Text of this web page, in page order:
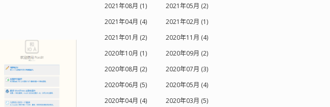
2021年08月 (1)
2021年05月 (2)
2021年04月 (4)
2021年02月 (1)
2021年01月 (2)
2020年11月 (4)
2020年10月 (1)
2020年09月 (2)
2020年08月 (2)
2020年07月 (3)
2020年06月 (5)
2020年05月 (4)
2020年04月 (4)
2020年03月 (5)